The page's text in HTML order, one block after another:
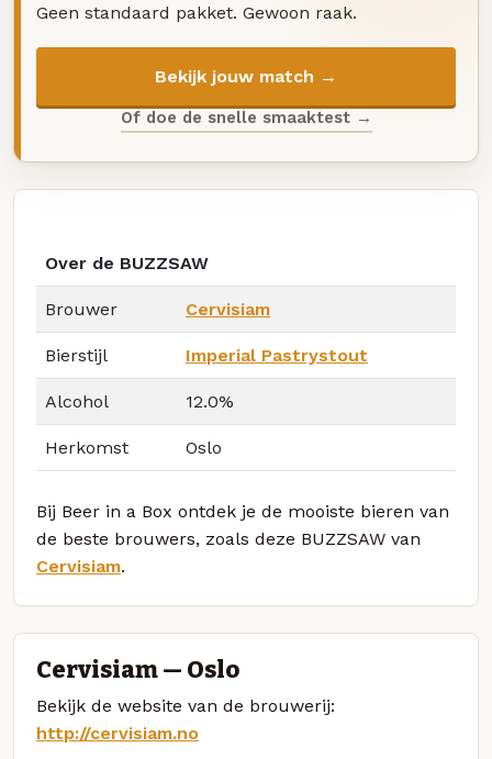
Geen standaard pakket. Gewoon raak.
Bekijk jouw match →
Of doe de snelle smaaktest →
Over de BUZZSAW
Brouwer Cervisiam
Bierstijl Imperial Pastrystout
Alcohol 12.0%
Herkomst Oslo
Bij Beer in a Box ontdek je de mooiste bieren van
de beste brouwers, zoals deze BUZZSAW van
Cervisiam.
Cervisiam — Oslo
Bekijk de website van de brouwerij:
http://cervisiam.no